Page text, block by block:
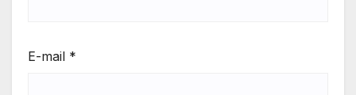
E-mail *